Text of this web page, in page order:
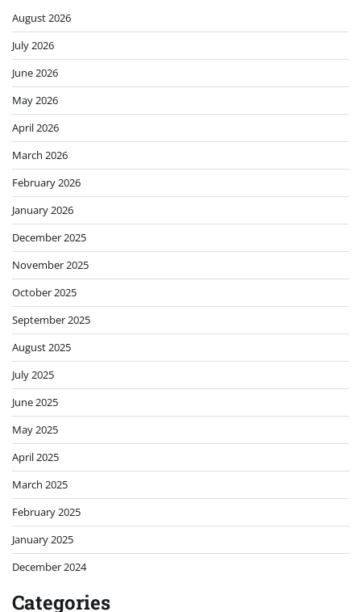
August 2026
July 2026
June 2026
May 2026
April 2026
March 2026
February 2026
January 2026
December 2025
November 2025
October 2025
September 2025
August 2025
July 2025
June 2025
May 2025
April 2025
March 2025
February 2025
January 2025
December 2024
Categories